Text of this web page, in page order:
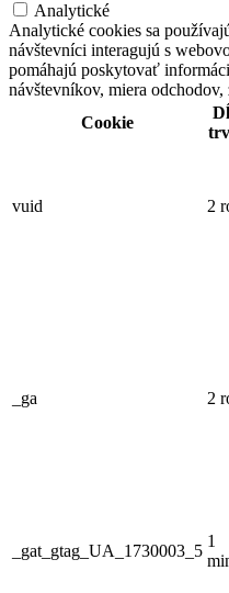
Analytické
Analytické cookies sa
návštevníci interagujú s
pomáhajú poskytovať
návštevníkov, miera
Cookie
vuid 2
_ga 2
_gat_gtag_UA_1730003_5
1